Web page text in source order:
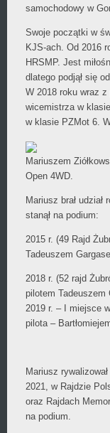
samochodowy w
Swoje początki w
KJS-ach. Od 2016
HRSMP. Jest
dlatego podjął się
W 2018 roku wraz z
wicemistrza w
w klasie PZMot 6.
Mariuszem
Open 4WD.
Mariusz brał
stanął na podium:
2015 r. (49 Rajd
Tadeuszem
2018 r. (52 rajd
pilotem Tadeuszem
2019 r. – I miejsce
pilota –
Mariusz
2021, w Rajdzie
oraz Rajdach
na podium.